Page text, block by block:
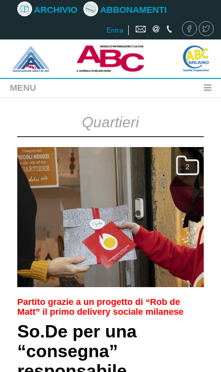
ARCHIVIO ABBONAMENTI
Entra
MENU
Quartieri
2
Partito grazie a un progetto di “Rob de
Matt” il primo delivery sociale milanese
So.De per una
“consegna”